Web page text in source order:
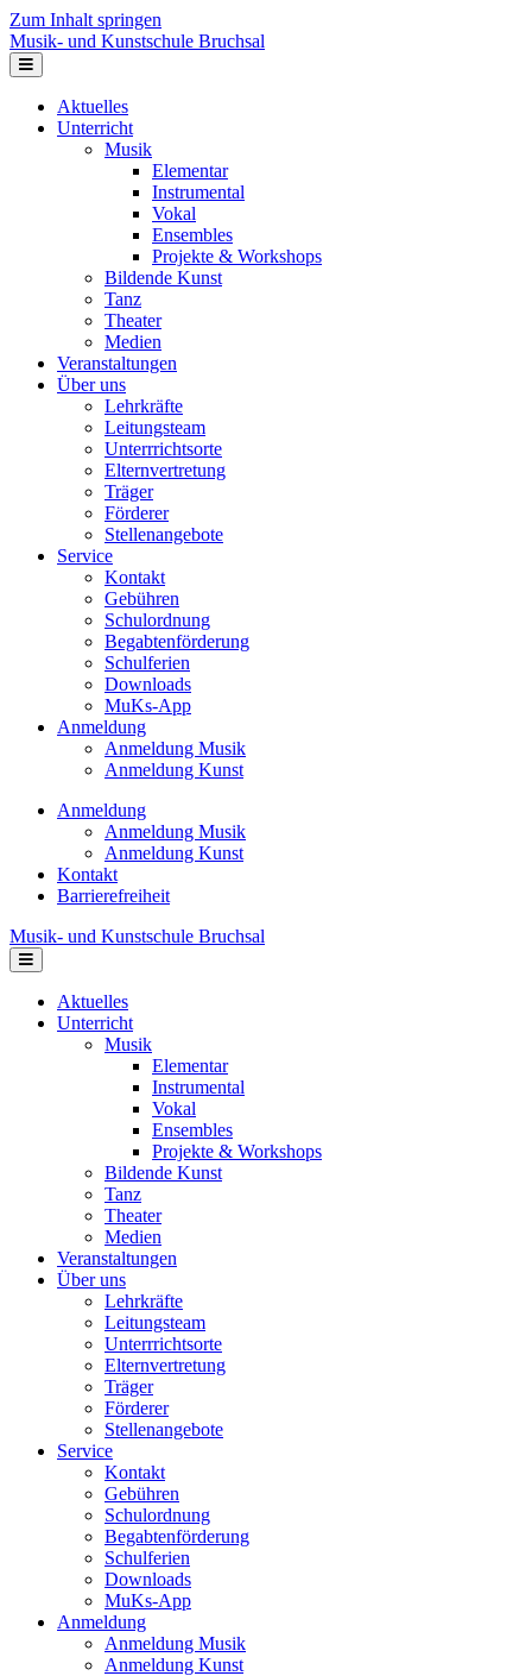
Zum Inhalt springen
Musik- und Kunstschule Bruchsal
Navigation
Aktuelles
Unterricht
Musik
Elementar
Instrumental
Vokal
Ensembles
Projekte & Workshops
Bildende Kunst
Tanz
Theater
Medien
Veranstaltungen
Über uns
Lehrkräfte
Leitungsteam
Unterrrichtsorte
Elternvertretung
Träger
Förderer
Stellenangebote
Service
Kontakt
Gebühren
Schulordnung
Begabtenförderung
Schulferien
Downloads
MuKs-App
Anmeldung
Anmeldung Musik
Anmeldung Kunst
Anmeldung
Anmeldung Musik
Anmeldung Kunst
Kontakt
Barrierefreiheit
Musik- und Kunstschule Bruchsal
Navigation
Aktuelles
Unterricht
Musik
Elementar
Instrumental
Vokal
Ensembles
Projekte & Workshops
Bildende Kunst
Tanz
Theater
Medien
Veranstaltungen
Über uns
Lehrkräfte
Leitungsteam
Unterrrichtsorte
Elternvertretung
Träger
Förderer
Stellenangebote
Service
Kontakt
Gebühren
Schulordnung
Begabtenförderung
Schulferien
Downloads
MuKs-App
Anmeldung
Anmeldung Musik
Anmeldung Kunst